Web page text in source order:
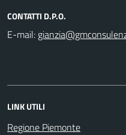
CONTATTI D.P.O.
E-mail:
LINK UTILI
Regione Piemonte